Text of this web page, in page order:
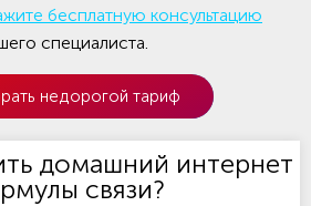
бесплатную консультацию
специалиста.
недорогой тариф
домашний интернет
связи?